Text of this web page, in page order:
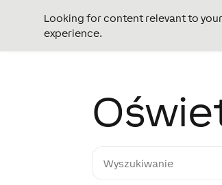
Looking for content relevant to
experience.